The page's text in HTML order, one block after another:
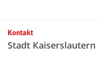
Kontakt
Stadt Kaiserslautern